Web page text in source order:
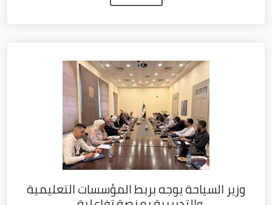
وزير السياحة يوجه بربط المؤسسات التعليمية